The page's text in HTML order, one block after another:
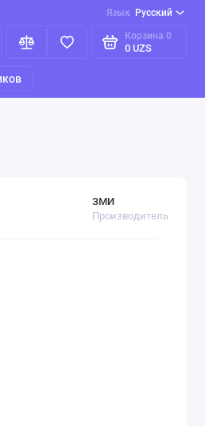
Язык Русский
Корзина 0
0 UZS
ЗМИ
Производитель